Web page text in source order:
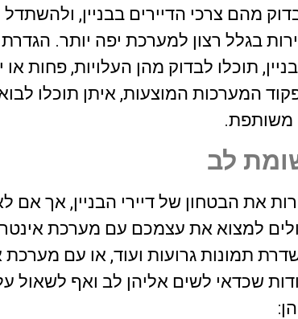
מהם צרכי הדיירים בבניין,
בגלל רצון למערכת יפה יותר.
תוכלו לבדוק מהן העלויות, פחות או
המערכות המוצעות, איתן תוכלו לבוא
לב
את הבטחון של דיירי הבניין, אך אם
למצוא את עצמכם עם מערכת
תמונות גרועות ועוד, או עם מערכת
שכדאי לשים אליהן לב ואף לשאול